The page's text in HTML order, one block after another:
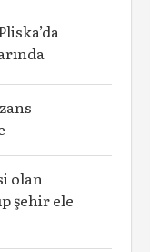
olan
şehir ele